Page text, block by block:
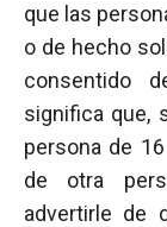
que las
o de hecho
consentido
significa que,
persona de
de otra
advertirle de